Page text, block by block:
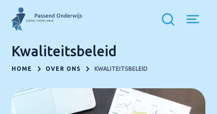
HOME OVER ONS KWALITEITSBELEID
Kwaliteitsbeleid